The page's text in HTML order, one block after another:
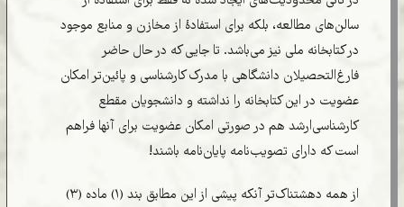
سالن‌های مطالعه، بلکه برای استفادۀ از مخازن و منابع موجود
در کتابخانه ملی نیز می‌باشد. تا جایی که در حال حاضر
فارغ‌التحصیلان دانشگاهی با مدرک کارشناسی‌ و پائین‌تر امکان
عضویت در این کتابخانه را نداشته و دانشجویان مقطع
کارشناسی‌ارشد هم در صورتی امکان عضویت برای آنها فراهم
است که دارای تصویب‌نامه پایان‌نامه باشند!
از همه دهشتناک‌تر آنکه پیشی از این مطابق بند (۱) ماده (۳)